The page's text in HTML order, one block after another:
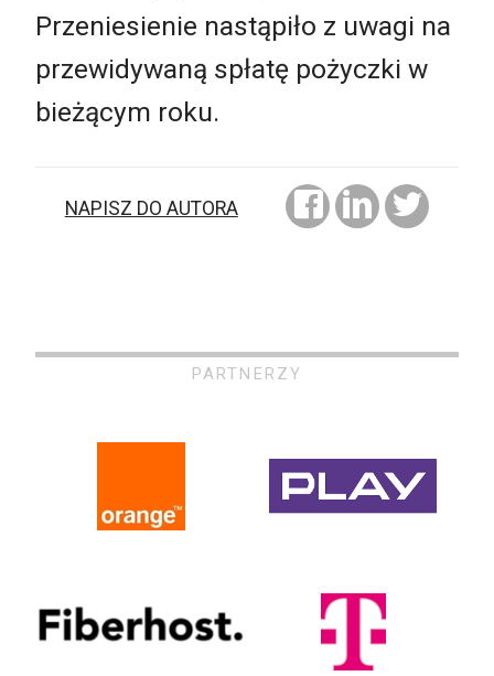
Przeniesienie nastąpiło z uwagi na
przewidywaną spłatę pożyczki w
bieżącym roku.
NAPISZ DO AUTORA
PARTNERZY